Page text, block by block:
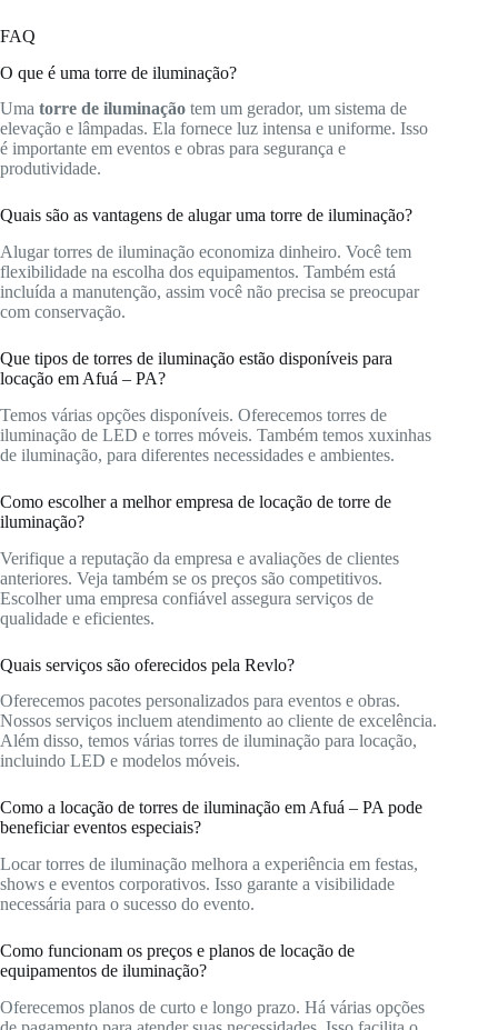
FAQ
O que é uma torre de iluminação?
Uma torre de iluminação tem um gerador, um sistema de
elevação e lâmpadas. Ela fornece luz intensa e uniforme. Isso
é importante em eventos e obras para segurança e
produtividade.
Quais são as vantagens de alugar uma torre de iluminação?
Alugar torres de iluminação economiza dinheiro. Você tem
flexibilidade na escolha dos equipamentos. Também está
incluída a manutenção, assim você não precisa se preocupar
com conservação.
Que tipos de torres de iluminação estão disponíveis para
locação em Afuá – PA?
Temos várias opções disponíveis. Oferecemos torres de
iluminação de LED e torres móveis. Também temos xuxinhas
de iluminação, para diferentes necessidades e ambientes.
Como escolher a melhor empresa de locação de torre de
iluminação?
Verifique a reputação da empresa e avaliações de clientes
anteriores. Veja também se os preços são competitivos.
Escolher uma empresa confiável assegura serviços de
qualidade e eficientes.
Quais serviços são oferecidos pela Revlo?
Oferecemos pacotes personalizados para eventos e obras.
Nossos serviços incluem atendimento ao cliente de excelência.
Além disso, temos várias torres de iluminação para locação,
incluindo LED e modelos móveis.
Como a locação de torres de iluminação em Afuá – PA pode
beneficiar eventos especiais?
Locar torres de iluminação melhora a experiência em festas,
shows e eventos corporativos. Isso garante a visibilidade
necessária para o sucesso do evento.
Como funcionam os preços e planos de locação de
equipamentos de iluminação?
Oferecemos planos de curto e longo prazo. Há várias opções